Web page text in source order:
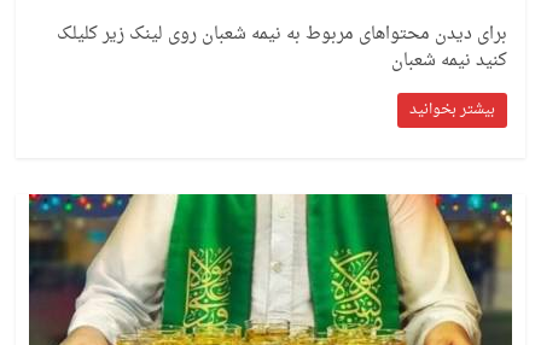
برای دیدن محتواهای مربوط به نیمه شعبان روی لینک زیر کلیلک
کنید نیمه شعبان
بیشتر بخوانید